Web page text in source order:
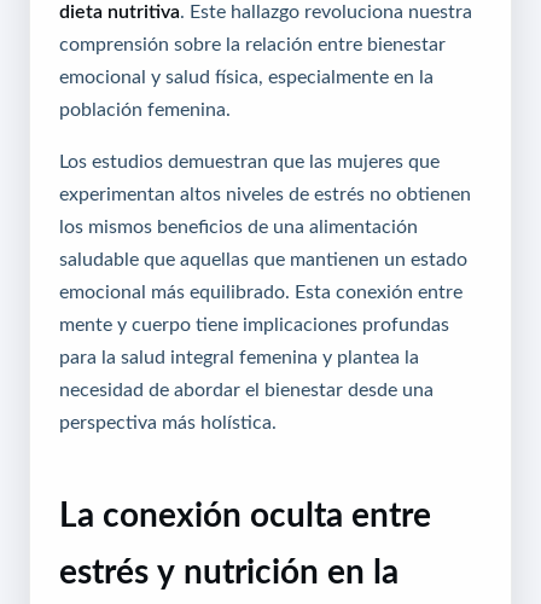
dieta nutritiva. Este hallazgo revoluciona nuestra
comprensión sobre la relación entre bienestar
emocional y salud física, especialmente en la
población femenina.
Los estudios demuestran que las mujeres que
experimentan altos niveles de estrés no obtienen
los mismos beneficios de una alimentación
saludable que aquellas que mantienen un estado
emocional más equilibrado. Esta conexión entre
mente y cuerpo tiene implicaciones profundas
para la salud integral femenina y plantea la
necesidad de abordar el bienestar desde una
perspectiva más holística.
La conexión oculta entre
estrés y nutrición en la